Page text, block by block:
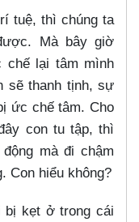
tuệ, thì chúng ta
Mà bây giờ
chế lại tâm mình
sẽ thanh tịnh, sự
ức chế tâm. Cho
con tu tập, thì
mà đi chậm
Con hiểu không?
bị kẹt ở trong cái